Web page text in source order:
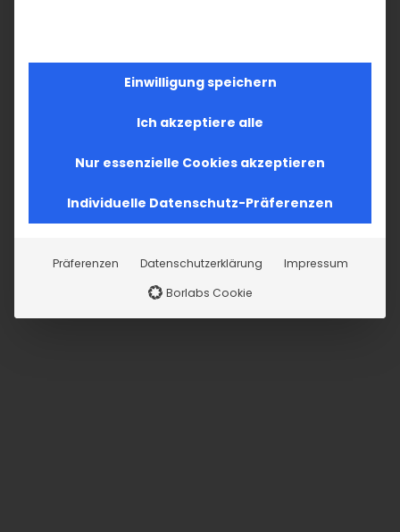
Einwilligung speichern
Ich akzeptiere alle
Nur essenzielle Cookies akzeptieren
Individuelle Datenschutz-Präferenzen
Präferenzen Datenschutzerklärung
Impressum
Borlabs Cookie